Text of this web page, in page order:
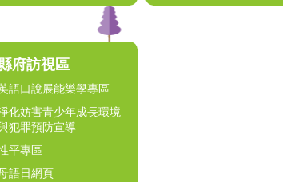
府訪視區
語口說展能樂學專區
化妨害青少年成長環境
犯罪預防宣導
平專區
語日網頁